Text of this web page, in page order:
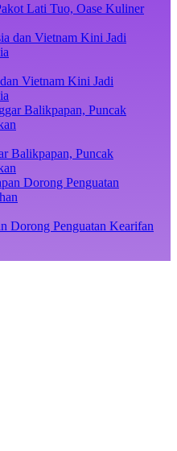
Lati Tuo, Oase Kuliner
Vietnam Kini Jadi
Balikpapan, Puncak
Dorong Penguatan Kearifan